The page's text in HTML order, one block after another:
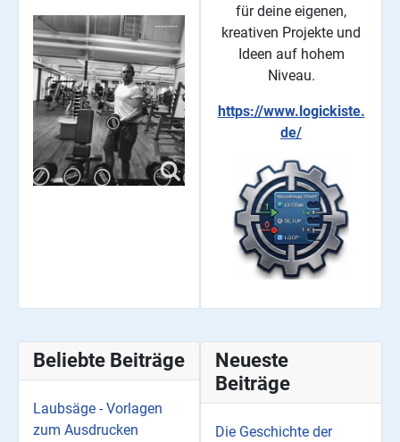
für deine eigenen,
kreativen Projekte und
Ideen auf hohem
Niveau.
https://www.logickiste.
de/
Beliebte Beiträge
Laubsäge - Vorlagen
zum Ausdrucken
Neueste
Beiträge
Die Geschichte der